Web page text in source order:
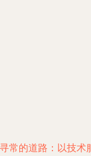
常的道路：以技术